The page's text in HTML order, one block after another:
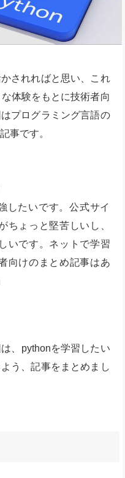
されればと思い、これ
体験をもとに技術者向
プログラミング言語の
事です。
したいです。公式サイ
ちょっと堅苦しいし、
いです。ネットで学習
向けのまとめ記事はあ
、pythonを学習したい
う、記事をまとめまし